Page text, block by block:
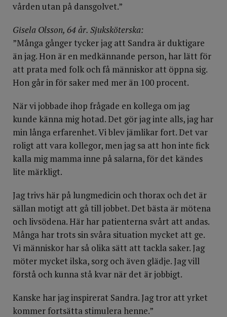
vården utan på dansgolvet.”
Gisela Olsson, 64 år. Sjuksköterska:
”Många gånger tycker jag att Sandra är duktigare
än jag. Hon är en medkännande person, har lätt för
att prata med folk och få människor att öppna sig.
Hon går in för saker med mer än 100 procent.
När vi jobbade ihop frågade en kollega om jag
kunde känna mig hotad. Det gör jag inte alls, jag har
min långa erfarenhet. Vi blev jämlikar fort. Det var
roligt att vara kollegor, men jag sa att hon inte fick
kalla mig mamma inne på salarna, för det kändes
lite märkligt.
Jag trivs här på lungmedicin och thorax och det är
sällan motigt att gå till jobbet. Det bästa är mötena
och livsödena. Här har patienterna svårt att andas.
Många har trots sin svåra situation mycket att ge.
Vi människor har så olika sätt att tackla saker. Jag
möter mycket ilska, sorg och även glädje. Jag vill
förstå och kunna stå kvar när det är jobbigt.
Kanske har jag inspirerat Sandra. Jag tror att yrket
kommer fortsätta stimulera henne.”